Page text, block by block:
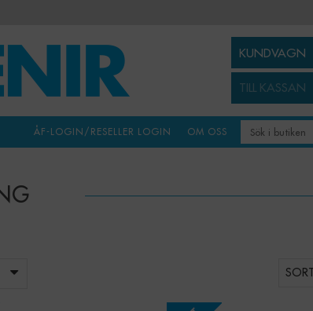
KUNDVAGN
TILL KASSAN
OM OSS
ÅF-LOGIN/RESELLER LOGIN